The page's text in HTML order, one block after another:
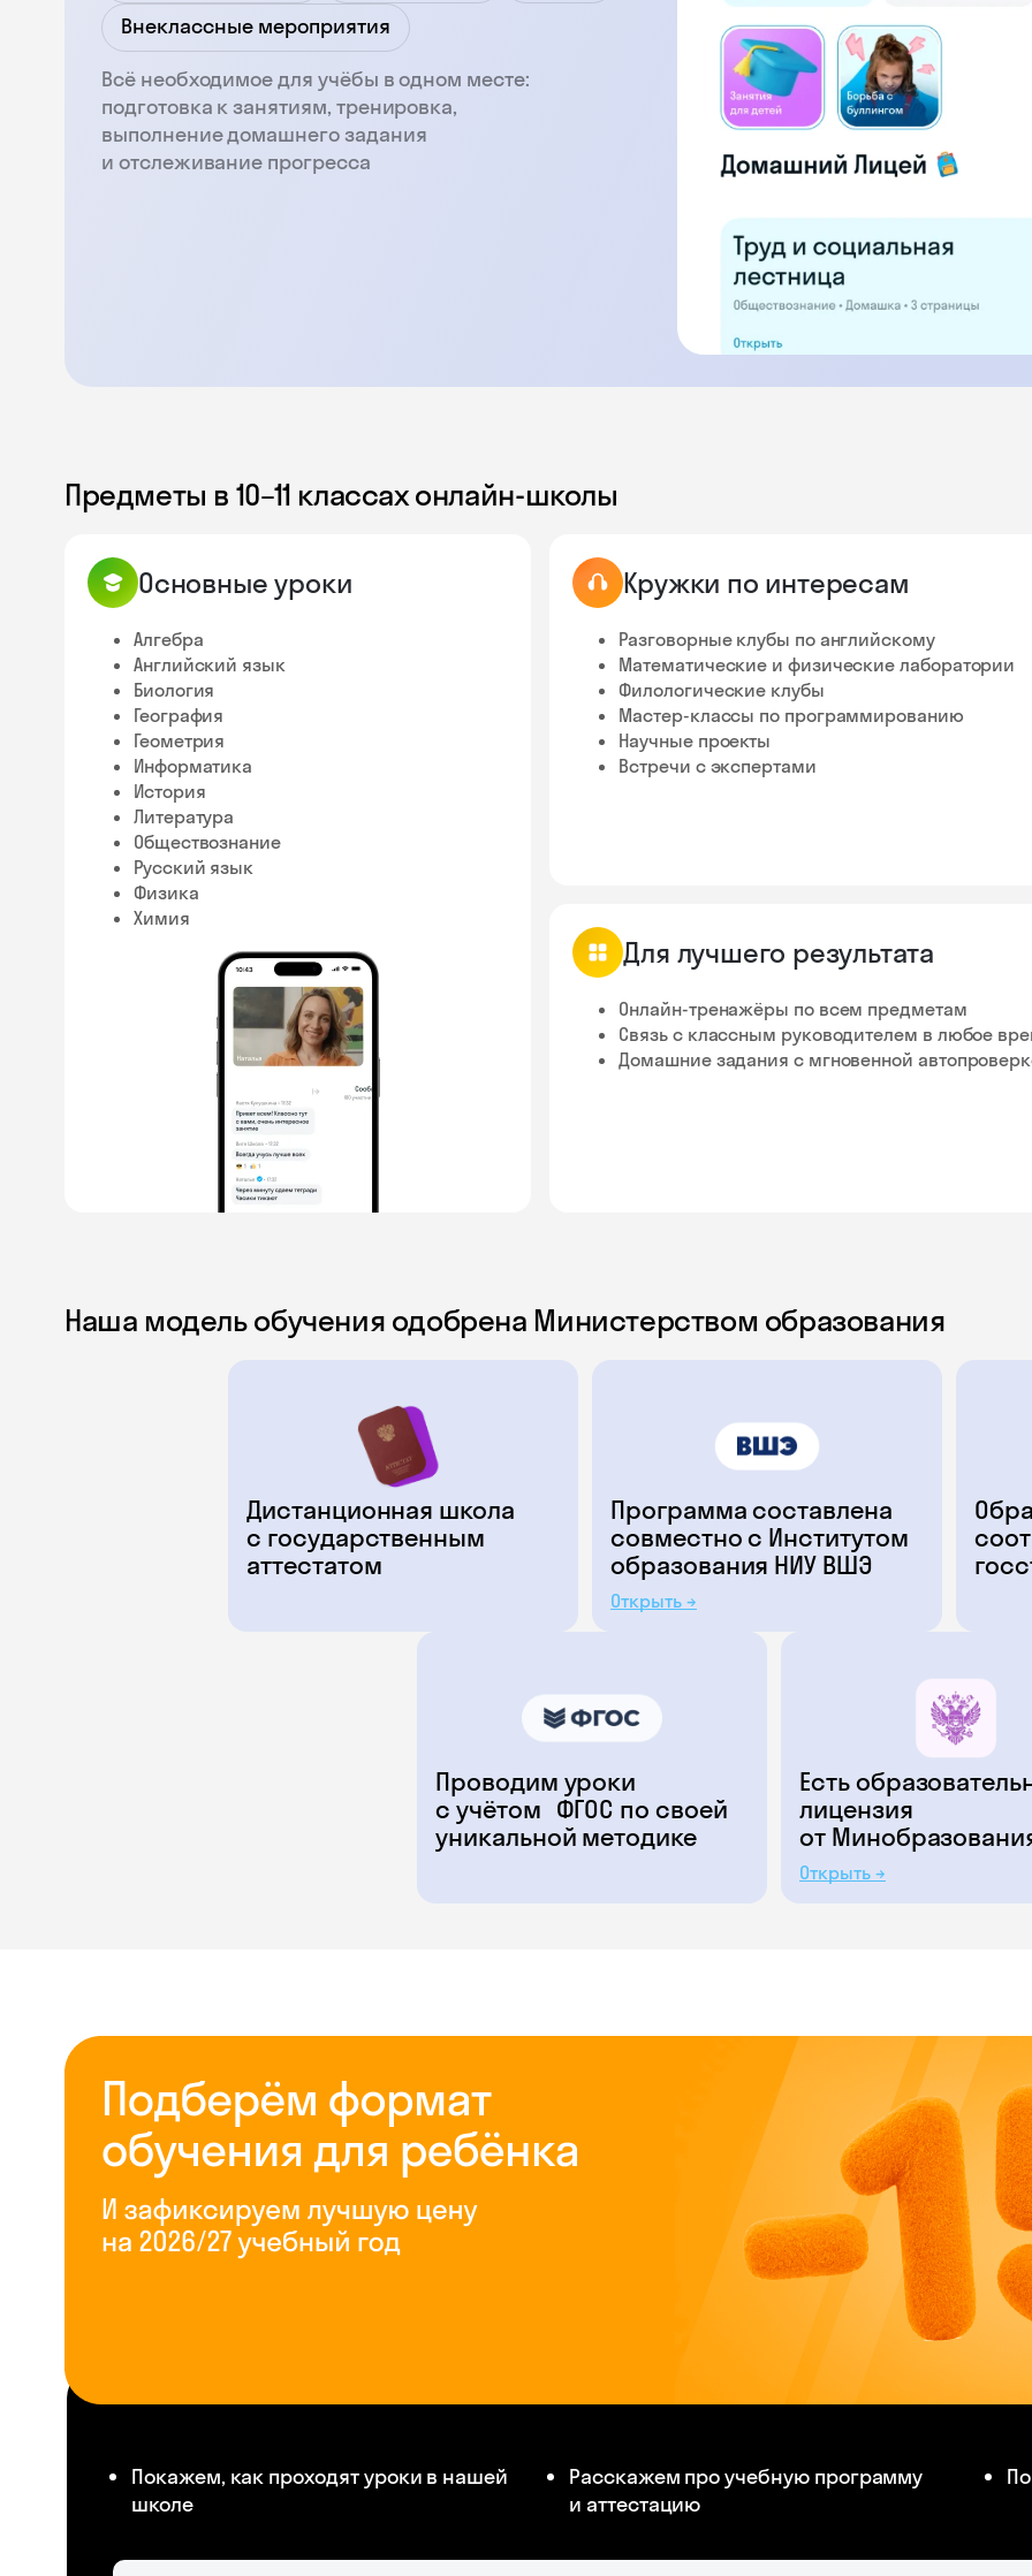
Внеклассные мероприятия
Всё необходимое для учёбы в одном месте:
подготовка к занятиям, тренировка,
выполнение домашнего задания
и отслеживание прогресса
Предметы в 10–11 классах онлайн-школы
Основные уроки
Алгебра
Английский язык
Биология
География
Геометрия
Информатика
История
Литература
Обществознание
Русский язык
Физика
Химия
Кружки по интересам
Разговорные клубы по английскому
Математические и физические лаборатории
Филологические клубы
Мастер-классы по программированию
Научные проекты
Встречи с экспертами
Для лучшего результата
Онлайн-тренажёры по всем предметам
Связь с классным руководителем в любое
Домашние задания с мгновенной
Наша модель обучения одобрена Министерством образования
Дистанционная школа
с государственным
аттестатом
Программа составлена
совместно с Институтом
образования НИУ ВШЭ
Открыть →
Проводим уроки
с учётом ФГОС по своей
уникальной методике
Есть
лицензия
от
Открыть →
Покажем, как проходят уроки в нашей
школе
Расскажем про учебную программу
и аттестацию